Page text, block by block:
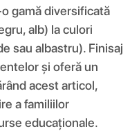
gamă diversificată
alb) la culori
sau albastru). Finisaj
și oferă un
acest articol,
a familiilor
educaționale.